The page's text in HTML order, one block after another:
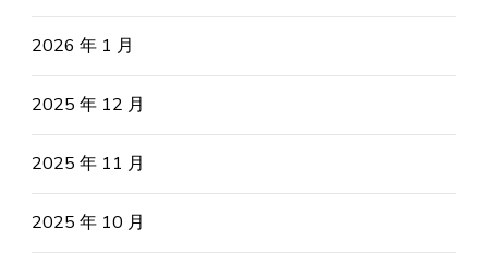
2026 年 1 月
2025 年 12 月
2025 年 11 月
2025 年 10 月